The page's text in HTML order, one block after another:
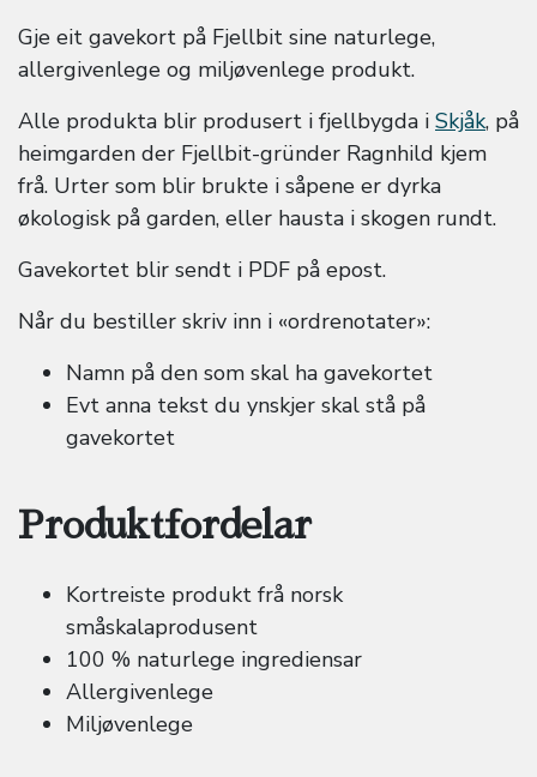
Gje eit gavekort på Fjellbit sine naturlege,
allergivenlege og miljøvenlege produkt.
Alle produkta blir produsert i fjellbygda i Skjåk, på
heimgarden der Fjellbit-gründer Ragnhild kjem
frå. Urter som blir brukte i såpene er dyrka
økologisk på garden, eller hausta i skogen rundt.
Gavekortet blir sendt i PDF på epost.
Når du bestiller skriv inn i «ordrenotater»:
Namn på den som skal ha gavekortet
Evt anna tekst du ynskjer skal stå på
gavekortet
Produktfordelar
Kortreiste produkt frå norsk
småskalaprodusent
100 % naturlege ingrediensar
Allergivenlege
Miljøvenlege